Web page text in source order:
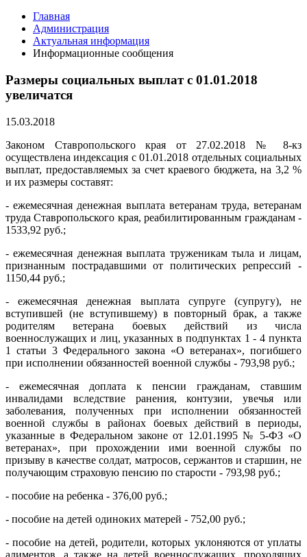
Главная
Администрация
Актуальная информация
Информационные сообщения
Размеры социальных выплат с 01.01.2018
увеличатся
15.03.2018
Законом Ставропольского края от 27.02.2018 № 8-кз
осуществлена индексация с 01.01.2018 отдельных социальных
выплат, предоставляемых за счет краевого бюджета, на 3,2 %
и их размеры составят:
- ежемесячная денежная выплата ветеранам труда, ветеранам
труда Ставропольского края, реабилитированным гражданам -
1533,92 руб.;
- ежемесячная денежная выплата труженикам тыла и лицам,
признанным пострадавшими от политических репрессий -
1150,44 руб.;
- ежемесячная денежная выплата супруге (супругу), не
вступившей (не вступившему) в повторный брак, а также
родителям ветерана боевых действий из числа
военнослужащих и лиц, указанных в подпунктах 1 - 4 пункта
1 статьи 3 Федерального закона «О ветеранах», погибшего
при исполнении обязанностей военной службы - 793,98 руб.;
- ежемесячная доплата к пенсии гражданам, ставшим
инвалидами вследствие ранения, контузии, увечья или
заболевания, полученных при исполнении обязанностей
военной службы в районах боевых действий в периоды,
указанные в Федеральном законе от 12.01.1995 № 5-ФЗ «О
ветеранах», при прохождении ими военной службы по
призыву в качестве солдат, матросов, сержантов и старшин, не
получающим страховую пенсию по старости - 793,98 руб.;
- пособие на ребенка - 376,00 руб.;
- пособие на детей одиноких матерей - 752,00 руб.;
- пособие на детей, родители, которых уклоняются от уплаты
алиментов, а также на детей военнослужащих, проходящих